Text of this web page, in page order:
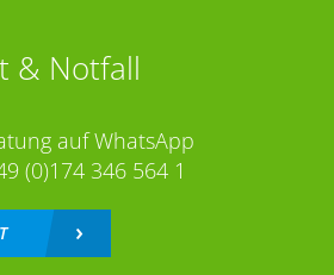
& Notfall
auf WhatsApp
(0)174 346 564 1